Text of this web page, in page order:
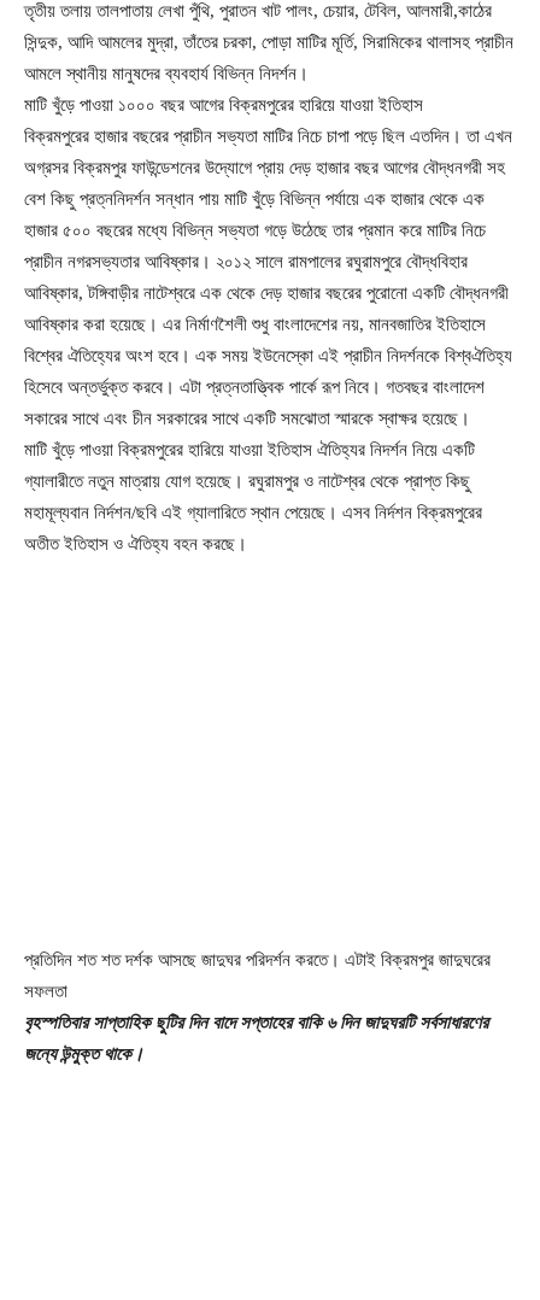
তৃতীয় তলায় তালপাতায় লেখা পুঁথি, পুরাতন খাট পালং, চেয়ার, টেবিল, আলমারী,কাঠের
সিন্দুক, আদি আমলের মুদ্রা, তাঁতের চরকা, পোড়া মাটির মূর্তি, সিরামিকের থালাসহ প্রাচীন
আমলে স্থানীয় মানুষদের ব্যবহার্য বিভিন্ন নিদর্শন।
মাটি খুঁড়ে পাওয়া ১০০০ বছর আগের বিক্রমপুরের হারিয়ে যাওয়া ইতিহাস
বিক্রমপুরের হাজার বছরের প্রাচীন সভ্যতা মাটির নিচে চাপা পড়ে ছিল এতদিন। তা এখন
অগ্রসর বিক্রমপুর ফাউন্ডেশনের উদ্যোগে প্রায় দেড় হাজার বছর আগের বৌদ্ধনগরী সহ
বেশ কিছু প্রত্ননিদর্শন সন্ধান পায় মাটি খুঁড়ে বিভিন্ন পর্যায়ে এক হাজার থেকে এক
হাজার ৫০০ বছরের মধ্যে বিভিন্ন সভ্যতা গড়ে উঠেছে তার প্রমান করে মাটির নিচে
প্রাচীন নগরসভ্যতার আবিষ্কার। ২০১২ সালে রামপালের রঘুরামপুরে বৌদ্ধবিহার
আবিষ্কার, টঙ্গিবাড়ীর নাটেশ্বরে এক থেকে দেড় হাজার বছরের পুরোনো একটি বৌদ্ধনগরী
আবিষ্কার করা হয়েছে। এর নির্মাণশৈলী শুধু বাংলাদেশের নয়, মানবজাতির ইতিহাসে
বিশ্বের ঐতিহ্যের অংশ হবে। এক সময় ইউনেস্কো এই প্রাচীন নিদর্শনকে বিশ্বঐতিহ্য
হিসেবে অন্তর্ভুক্ত করবে। এটা প্রত্নতাত্ত্বিক পার্কে রূপ নিবে। গতবছর বাংলাদেশ
সকারের সাথে এবং চীন সরকারের সাথে একটি সমঝোতা স্মারকে স্বাক্ষর হয়েছে।
মাটি খুঁড়ে পাওয়া বিক্রমপুরের হারিয়ে যাওয়া ইতিহাস ঐতিহ্যর নিদর্শন নিয়ে একটি
গ্যালারীতে নতুন মাত্রায় যোগ হয়েছে। রঘুরামপুর ও নাটেশ্বর থেকে প্রাপ্ত কিছু
মহামূল্যবান নির্দশন/ছবি এই গ্যালারিতে স্থান পেয়েছে। এসব নির্দশন বিক্রমপুরের
অতীত ইতিহাস ও ঐতিহ্য বহন করছে।
প্রতিদিন শত শত দর্শক আসছে জাদুঘর পরিদর্শন করতে। এটাই বিক্রমপুর জাদুঘরের
সফলতা
বৃহস্পতিবার সাপ্তাহিক ছুটির দিন বাদে সপ্তাহের বাকি ৬ দিন জাদুঘরটি সর্বসাধারণের
জন্যে উন্মুক্ত থাকে।